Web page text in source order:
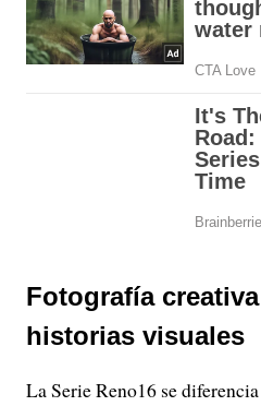
Fotografía
historias visuales
La Serie Reno16 se